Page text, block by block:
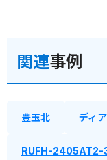
関連事例
豊玉北 ディ
RUFH-2405AT2-